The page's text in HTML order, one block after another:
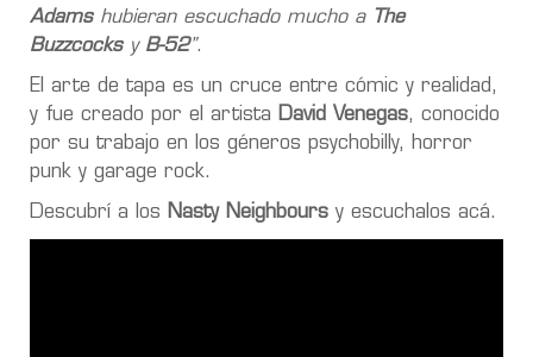
Adamshubieran escuchado mucho a The
Buzzcocksy B-52”.
El arte de tapa es un cruce entre cómic y realidad,
y fue creado por el artista David Venegas, conocido
por su trabajo en los géneros psychobilly, horror
punk y garage rock.
Descubrí a los Nasty Neighbours y escuchalos acá.